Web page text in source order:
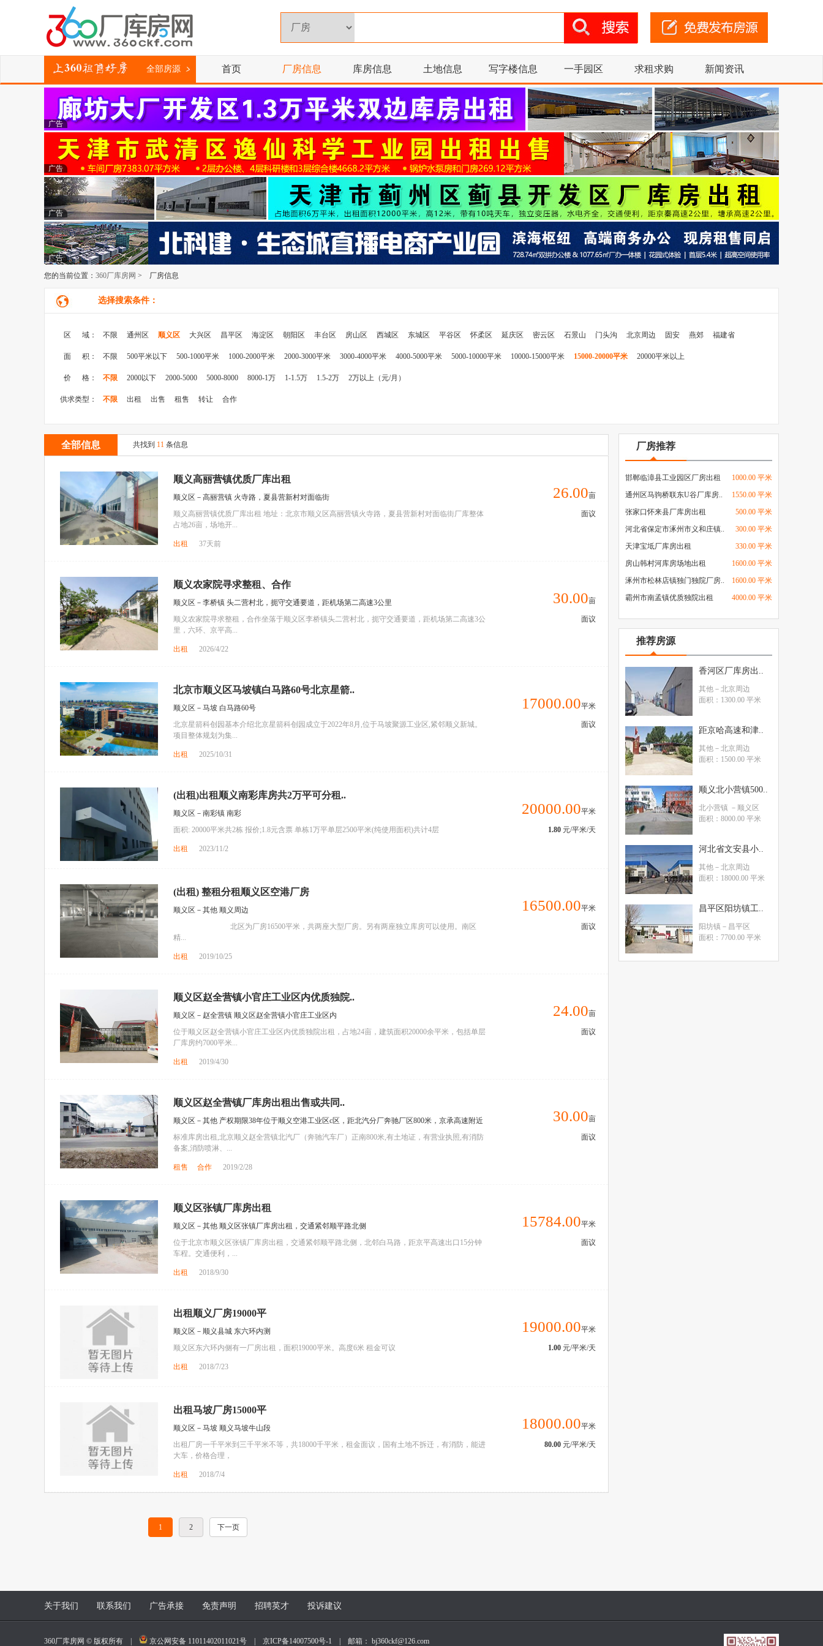
全部房源 首页 厂房信息 库房信息 土地信息 写字楼信息 一手园区 求租求购 新闻资讯
广告
广告
广告
广告
您的当前位置： 360厂库房网 > 厂房信息
选择搜索条件：
区 域： 不限 通州区 顺义区 大兴区 昌平区 海淀区 朝阳区 丰台区 房山区 西城区 东城区 平谷区 怀柔区 延庆区 密云区 石景山 门头沟 北京周边 固安 燕郊 福建省
面 积： 不限 500平米以下 500-1000平米 1000-2000平米 2000-3000平米 3000-4000平米 4000-5000平米 5000-10000平米 10000-15000平米 15000-20000平米 20000平米以上
价 格： 不限 2000以下 2000-5000 5000-8000 8000-1万 1-1.5万 1.5-2万 2万以上（元/月）
供求类型： 不限 出租 出售 租售 转让 合作
全部信息 共找到 11 条信息
顺义高丽营镇优质厂库出租
顺义区－高丽营镇 火寺路，夏县营新村对面临街
顺义高丽营镇优质厂库出租 地址：北京市顺义区高丽营镇火寺路，夏县营新村对面临街厂库整体
占地26亩，场地开...
出租 37天前
26.00亩
面议
顺义农家院寻求整租、合作
顺义区－李桥镇 头二营村北，扼守交通要道，距机场第二高速3公里
顺义农家院寻求整租，合作坐落于顺义区李桥镇头二营村北，扼守交通要道，距机场第二高速3公
里，六环、京平高...
出租 2026/4/22
30.00亩
面议
北京市顺义区马坡镇白马路60号北京星箭..
顺义区－马坡 白马路60号
北京星箭科创园基本介绍北京星箭科创园成立于2022年8月,位于马坡聚源工业区,紧邻顺义新城。
项目整体规划为集...
出租 2025/10/31
17000.00平米
面议
(出租)出租顺义南彩库房共2万平可分租..
顺义区－南彩镇 南彩
面积: 20000平米共2栋 报价;1.8元含票 单栋1万平单层2500平米(纯使用面积)共计4层
出租 2023/11/2
20000.00平米
1.80 元/平米/天
(出租) 整租分租顺义区空港厂房
顺义区－其他 顺义周边
北区为厂房16500平米，共两座大型厂房。另有两座独立库房可以使用。南区
精...
出租 2019/10/25
16500.00平米
面议
顺义区赵全营镇小官庄工业区内优质独院..
顺义区－赵全营镇 顺义区赵全营镇小官庄工业区内
位于顺义区赵全营镇小官庄工业区内优质独院出租，占地24亩，建筑面积20000余平米，包括单层
厂库房约7000平米...
出租 2019/4/30
24.00亩
面议
顺义区赵全营镇厂库房出租出售或共同..
顺义区－其他 产权期限38年位于顺义空港工业区c区，距北汽分厂奔驰厂区800米，京承高速附近
标准库房出租,北京顺义赵全营镇北汽厂（奔驰汽车厂）正南800米,有土地证，有营业执照,有消防
备案,消防喷淋、...
租售 合作 2019/2/28
30.00亩
面议
顺义区张镇厂库房出租
顺义区－其他 顺义区张镇厂库房出租，交通紧邻顺平路北侧
位于北京市顺义区张镇厂库房出租，交通紧邻顺平路北侧，北邻白马路，距京平高速出口15分钟
车程。交通便利，...
出租 2018/9/30
15784.00平米
面议
出租顺义厂房19000平
顺义区－顺义县城 东六环内测
顺义区东六环内侧有一厂房出租，面积19000平米。高度6米 租金可议
出租 2018/7/23
19000.00平米
1.00 元/平米/天
出租马坡厂房15000平
顺义区－马坡 顺义马坡牛山段
出租厂房一千平米到三千平米不等，共18000千平米，租金面议，国有土地不拆迁，有消防，能进
大车，价格合理，
出租 2018/7/4
18000.00平米
80.00 元/平米/天
1 2 下一页
厂房推荐
邯郸临漳县工业园区厂房出租
1000.00 平米
通州区马驹桥联东U谷厂库房..
1550.00 平米
张家口怀来县厂库房出租
500.00 平米
河北省保定市涿州市义和庄镇..
300.00 平米
天津宝坻厂库房出租
330.00 平米
房山韩村河库房场地出租
1600.00 平米
涿州市松林店镇独门独院厂房..
1600.00 平米
霸州市南孟镇优质独院出租
4000.00 平米
推荐房源
香河区厂库房出..
其他 －北京周边
面积：1300.00 平米
距京哈高速和津..
其他 －北京周边
面积：1500.00 平米
顺义北小营镇500..
北小营镇 －顺义区
面积：8000.00 平米
河北省文安县小..
其他 －北京周边
面积：18000.00 平米
昌平区阳坊镇工..
阳坊镇 －昌平区
面积：7700.00 平米
关于我们 联系我们 广告承接 免责声明 招聘英才 投诉建议
360厂库房网 © 版权所有 | 京公网安备 11011402011021号 京ICP备14007500号-1 | 邮箱： bj360ckf@126.com